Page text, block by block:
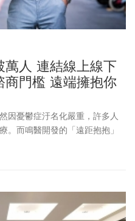
人 連結線上線下
門檻 遠端擁抱你
因憂鬱症汙名化嚴重，許多人
。而鳴醫開發的「遠距抱抱」
，讓三方利用數位化方式，增